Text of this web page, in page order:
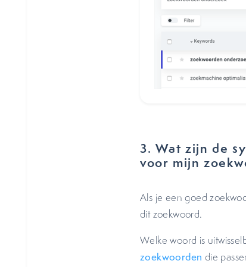
3. Wat zijn de
voor mijn
Als je een goed
dit zoekwoord.
Welke woord is
zoekwoorden die